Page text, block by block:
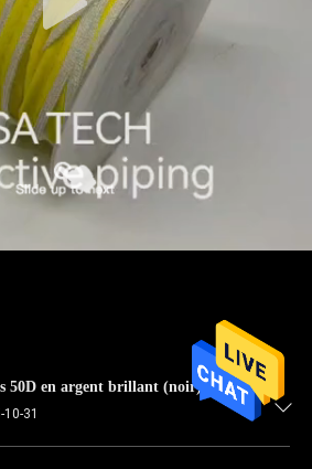
50D en argent brillant (noir)
31